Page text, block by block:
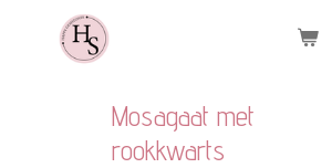
Mosagaat met
rookkwarts